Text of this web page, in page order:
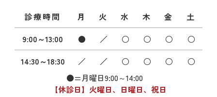
診療時間 月 火 水 木 金
土
9:00～13:00
● ／ ○ ○ ○
○
14:30～18:30
／ ／ ○ ○ ○
○
●=月曜日9:00～14:00
【休診日】火曜日、日曜日、祝日